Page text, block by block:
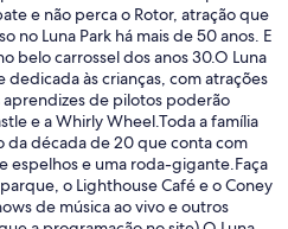
e não perca o Rotor, atração que
no Luna Park há mais de 50 anos. E
belo carrossel dos anos 30.O Luna
às crianças, com atrações
de pilotos poderão
e a Whirly Wheel.Toda a família
da década de 20 que conta com
espelhos e uma roda-gigante.Faça
o Lighthouse Café e o Coney
de música ao vivo e outros